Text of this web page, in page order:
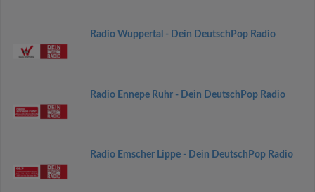
Radio Wuppertal - Dein DeutschPop Radio
Radio Ennepe Ruhr - Dein DeutschPop Radio
Radio Emscher Lippe - Dein DeutschPop Radio